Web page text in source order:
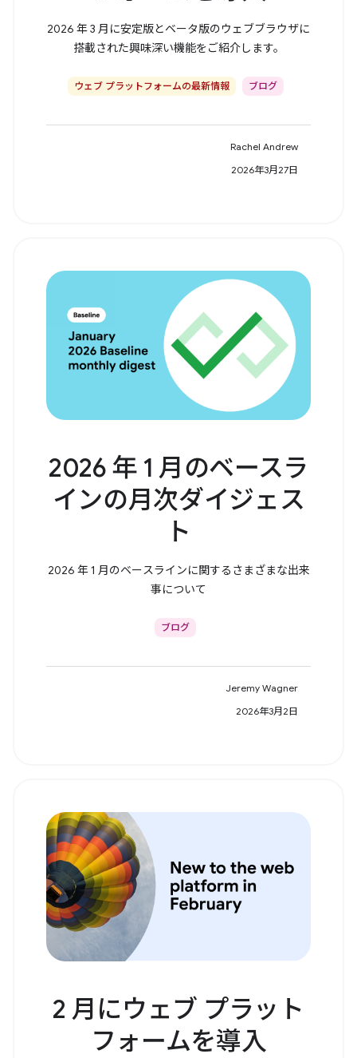
2026 年 3 月に安定版とベータ版のウェブブラウザに
搭載された興味深い機能をご紹介します。
ウェブ プラットフォームの最新情報 ブログ
Rachel Andrew
2026年3月27日
2026 年 1 月のベースラ
インの月次ダイジェス
ト
2026 年 1 月のベースラインに関するさまざまな出来
事について
ブログ
Jeremy Wagner
2026年3月2日
2 月にウェブ プラット
フォームを導入